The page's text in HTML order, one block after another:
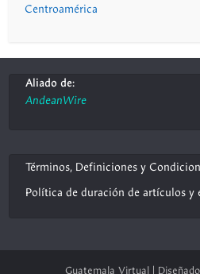
Centroamérica
Aliado de:
AndeanWire
Términos, Definiciones y
Política de duración de artículos y
Guatemala Virtual |